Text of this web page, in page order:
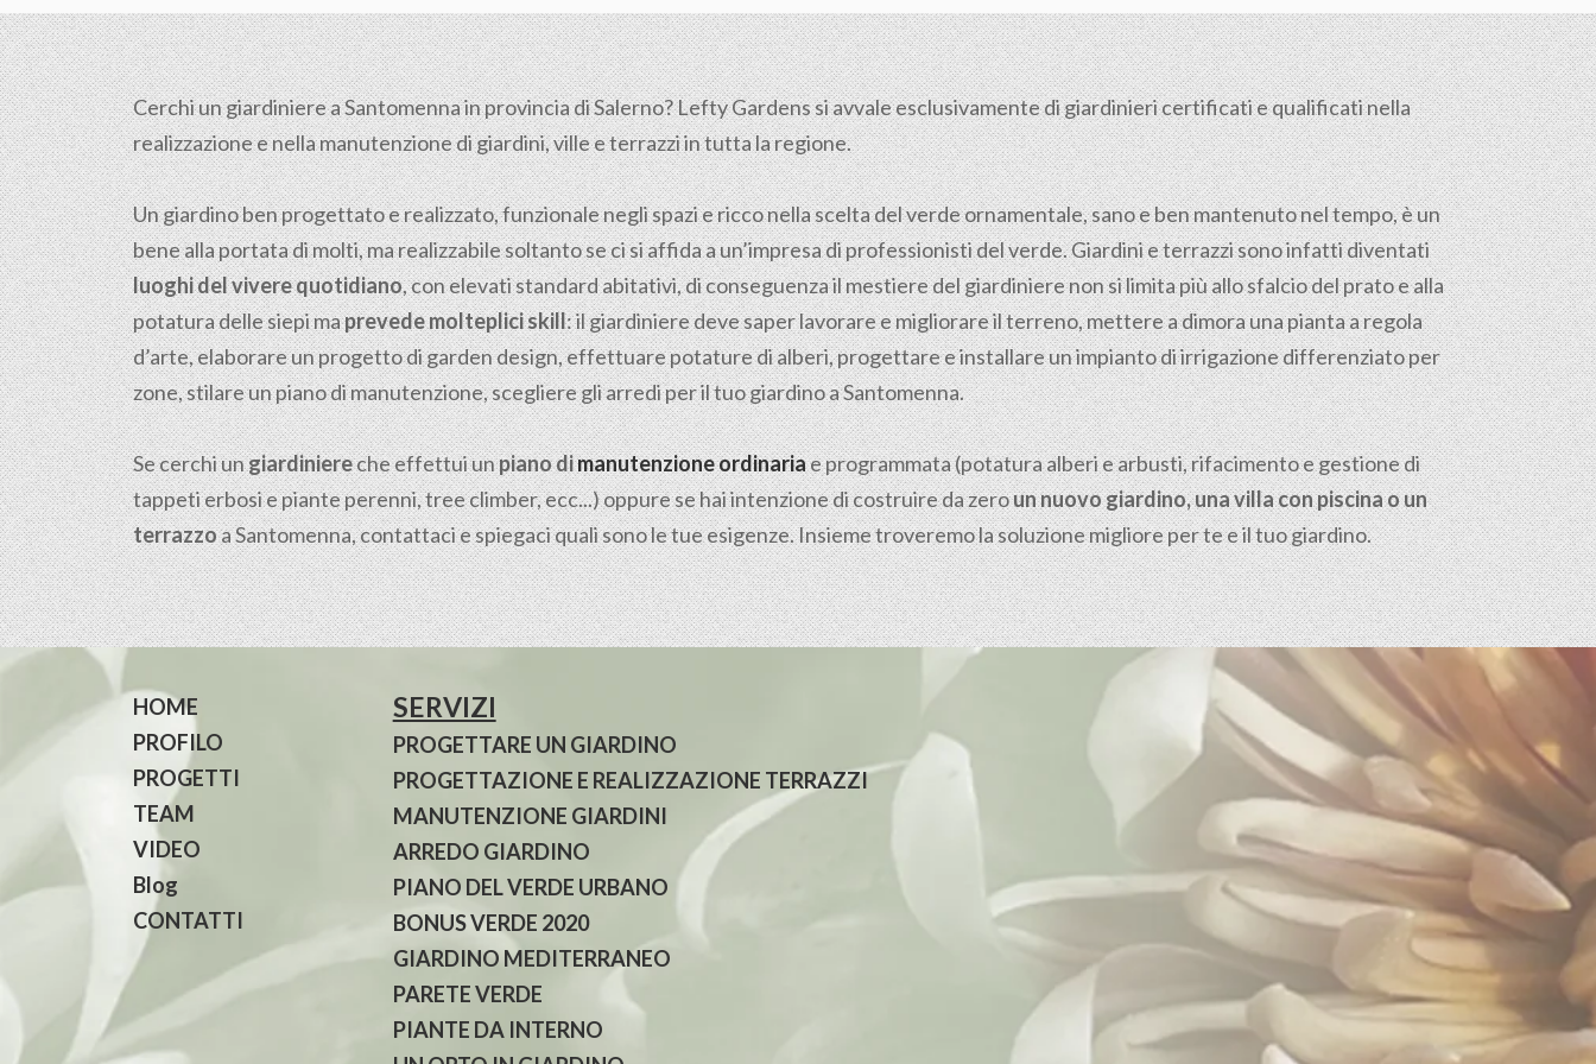
Cerchi un giardiniere a Santomenna in provincia diSalerno? Lefty Gardens si avvale esclusivamente di giardinieri certificati e qualificati nella
realizzazione e nella manutenzione di giardini, ville e terrazzi in tutta la regione.
Un giardino ben progettato e realizzato, funzionale negli spazi e ricco nella scelta del verde ornamentale, sano e ben mantenuto nel tempo, è un
bene alla portata di molti, ma realizzabile soltanto se ci si affida a un’impresa di professionisti del verde. Giardini e terrazzi sono infatti diventati
luoghi del vivere quotidiano, con elevati standard abitativi, di conseguenza il mestiere del giardiniere non si limita più allo sfalcio del prato e alla
potatura delle siepi maprevede molteplici skill: il giardiniere deve saper lavorare e migliorare il terreno, mettere a dimora una pianta a regola
d’arte, elaborare un progetto di garden design, effettuare potature di alberi, progettare e installare un impianto di irrigazione differenziato per
zone, stilare un piano di manutenzione, scegliere gli arredi per il tuo giardino a Santomenna.
Se cerchi ungiardiniereche effettui unpiano dimanutenzione ordinariae programmata (potatura alberi e arbusti, rifacimento e gestione di
tappeti erbosi e piante perenni, tree climber, ecc...) oppure se hai intenzione di costruire da zeroun nuovo giardino, una villa con piscina o un
terrazzoa Santomenna, contattaci e spiegaci quali sono le tue esigenze. Insieme troveremo la soluzione migliore per te e il tuo giardino.
HOME
PROFILO
PROGETTI
TEAM
VIDEO
Blog
CONTATTI
SERVIZI
PROGETTARE UN GIARDINO
PROGETTAZIONE E REALIZZAZIONE TERRAZZI
MANUTENZIONE GIARDINI
ARREDO GIARDINO
PIANO DEL VERDE URBANO
BONUS VERDE 2020
GIARDINO MEDITERRANEO
PARETE VERDE
PIANTE DA INTERNO